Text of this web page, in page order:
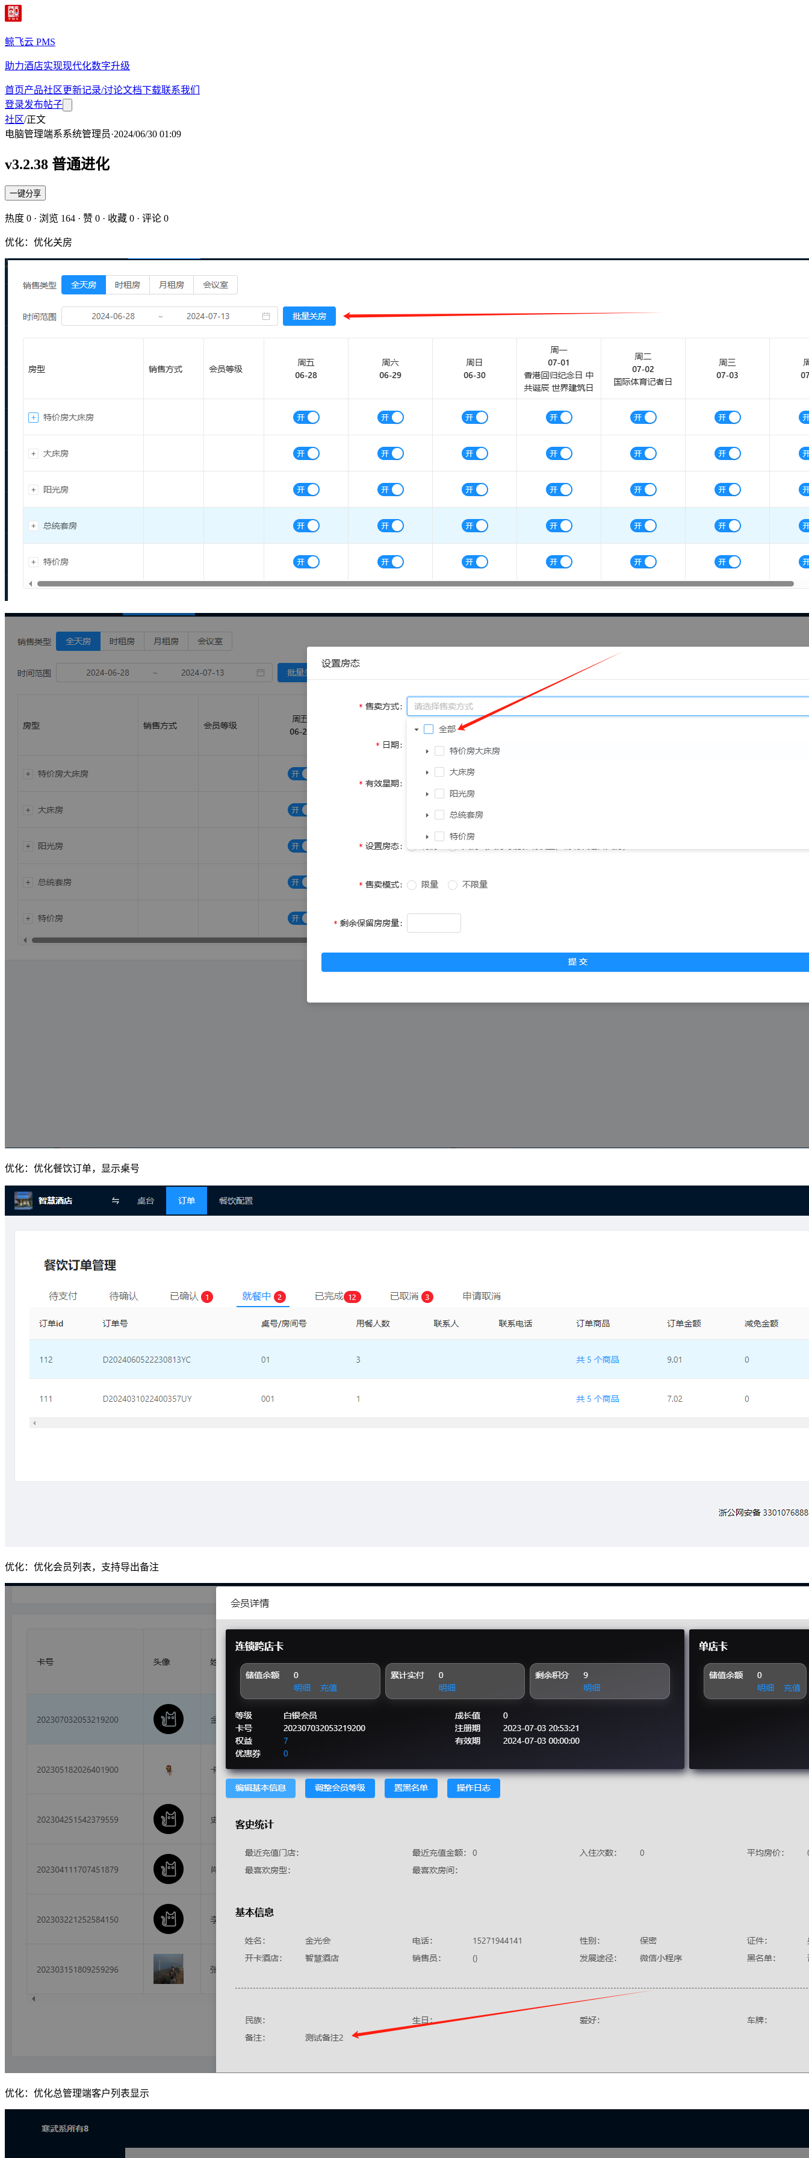
鲸飞云 PMS
助力酒店实现现代化数字升级
首页产品社区更新记录/讨论文档下载联系我们
登录发布帖子
社区/正文
电脑管理端系系统管理员·2024/06/30 01:09
v3.2.38 普通进化
一键分享
热度 0 · 浏览 164 · 赞 0 · 收藏 0 · 评论 0
优化：优化关房
优化：优化餐饮订单，显示桌号
优化：优化会员列表，支持导出备注
优化：优化总管理端客户列表显示